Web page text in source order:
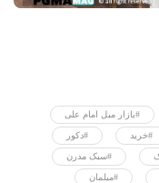
#بازار مبل امام علی
#خرید #دکور
#سبک مدرن
#مبلمان